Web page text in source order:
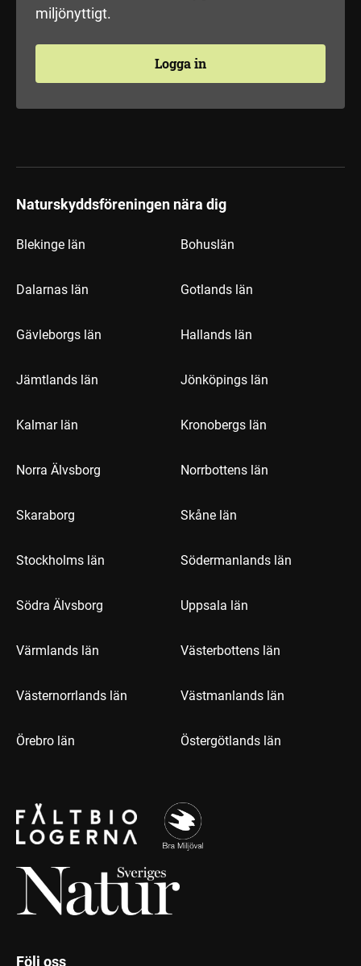
miljönyttigt.
Logga in
Naturskyddsföreningen nära dig
Blekinge län Bohuslän
Dalarnas län Gotlands län
Gävleborgs län Hallands län
Jämtlands län Jönköpings län
Kalmar län Kronobergs län
Norra Älvsborg Norrbottens län
Skaraborg Skåne län
Stockholms län Södermanlands län
Södra Älvsborg Uppsala län
Värmlands län Västerbottens län
Västernorrlands län Västmanlands län
Örebro län Östergötlands län
Följ oss